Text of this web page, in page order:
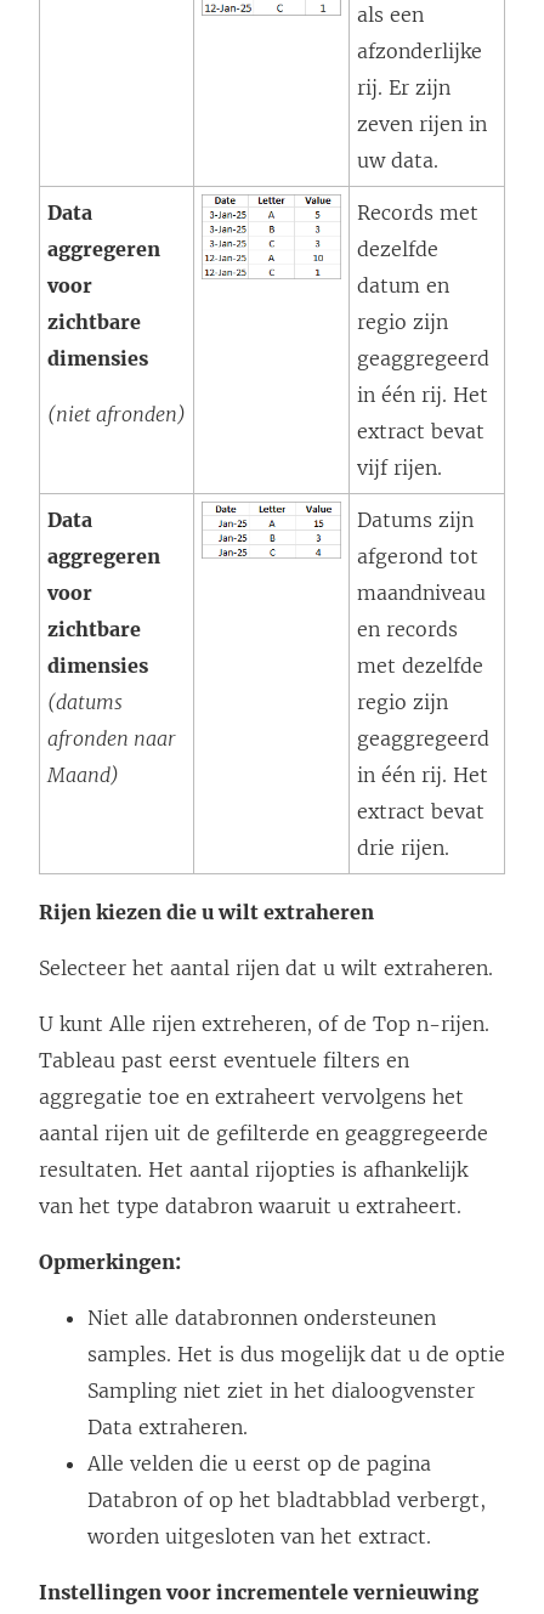
als een
afzonderlijke
rij. Er zijn
zeven rijen in
uw data.
Data
aggregeren
voor
zichtbare
dimensies
(niet afronden)
Records met
dezelfde
datum en
regio zijn
geaggregeerd
in één rij. Het
extract bevat
vijf rijen.
Data
aggregeren
voor
zichtbare
dimensies
(datums
afronden naar
Maand)
Datums zijn
afgerond tot
maandniveau
en records
met dezelfde
regio zijn
geaggregeerd
in één rij. Het
extract bevat
drie rijen.
Rijen kiezen die u wilt extraheren
Selecteer het aantal rijen dat u wilt extraheren.
U kunt Alle rijen extreheren, of de Top n-rijen.
Tableau past eerst eventuele filters en
aggregatie toe en extraheert vervolgens het
aantal rijen uit de gefilterde en geaggregeerde
resultaten. Het aantal rijopties is afhankelijk
van het type databron waaruit u extraheert.
Opmerkingen:
Niet alle databronnen ondersteunen
samples. Het is dus mogelijk dat u de optie
Sampling niet ziet in het dialoogvenster
Data extraheren.
Alle velden die u eerst op de pagina
Databron of op het bladtabblad verbergt,
worden uitgesloten van het extract.
Instellingen voor incrementele vernieuwing